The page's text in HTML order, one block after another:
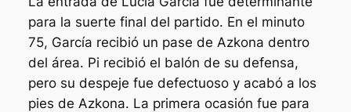
para la suerte final del partido. En el minuto
75, García recibió un pase de Azkona dentro
del área. Pi recibió el balón de su defensa,
pero su despeje fue defectuoso y acabó a los
pies de Azkona. La primera ocasión fue para